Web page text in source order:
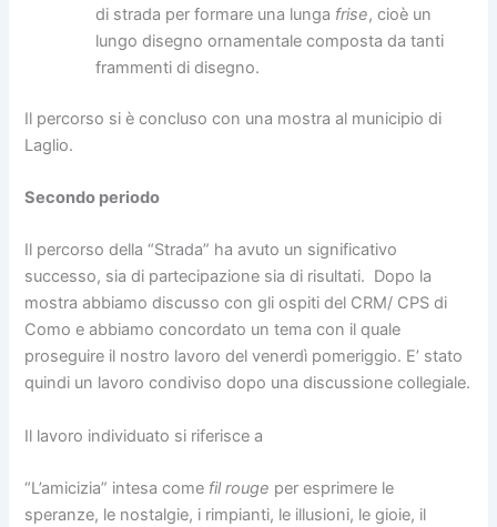
di strada per formare una lunga frise, cioè un
lungo disegno ornamentale composta da tanti
frammenti di disegno.
Il percorso si è concluso con una mostra al municipio di
Laglio.
Secondo periodo
Il percorso della “Strada” ha avuto un significativo
successo, sia di partecipazione sia di risultati. Dopo la
mostra abbiamo discusso con gli ospiti del CRM/ CPS di
Como e abbiamo concordato un tema con il quale
proseguire il nostro lavoro del venerdì pomeriggio. E’ stato
quindi un lavoro condiviso dopo una discussione collegiale.
Il lavoro individuato si riferisce a
“L’amicizia” intesa come fil rouge per esprimere le
speranze, le nostalgie, i rimpianti, le illusioni, le gioie, il